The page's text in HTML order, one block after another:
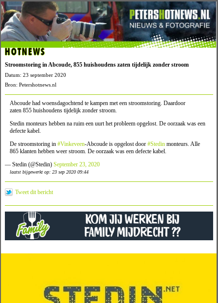
HOTNEWS
Stroomstoring in Abcoude, 855 huishoudens zaten tijdelijk zonder stroom
Datum: 23 september 2020
Bron: Petershotnews.nl
Abcoude had woensdagochtend te kampen met een stroomstoring. Daardoor
zaten 855 huishoudens tijdelijk zonder stroom.
Stedin monteurs hebben na ruim een uurt het probleem opgelost. De oorzaak was een
defecte kabel.
De stroomstoring in #Vinkeveen-Abcoude is opgelost door #Stedin monteurs. Alle
865 klanten hebben weer stroom. De oorzaak was een defecte kabel.
— Stedin (@Stedin) September 23, 2020
laatst bijgewerkt op: 23 sep 2020 09:44
Tweet dit bericht